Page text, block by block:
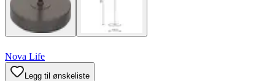
Nova Life
Legg til ønskeliste